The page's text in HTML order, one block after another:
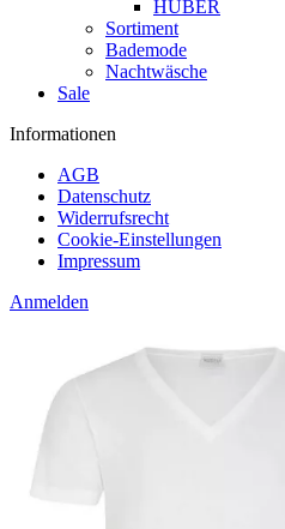
HUBER
Sortiment
Bademode
Nachtwäsche
Sale
Informationen
AGB
Datenschutz
Widerrufsrecht
Cookie-Einstellungen
Impressum
Anmelden